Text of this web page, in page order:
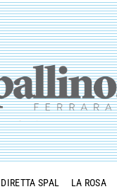
DIRETTA SPAL LA ROSA